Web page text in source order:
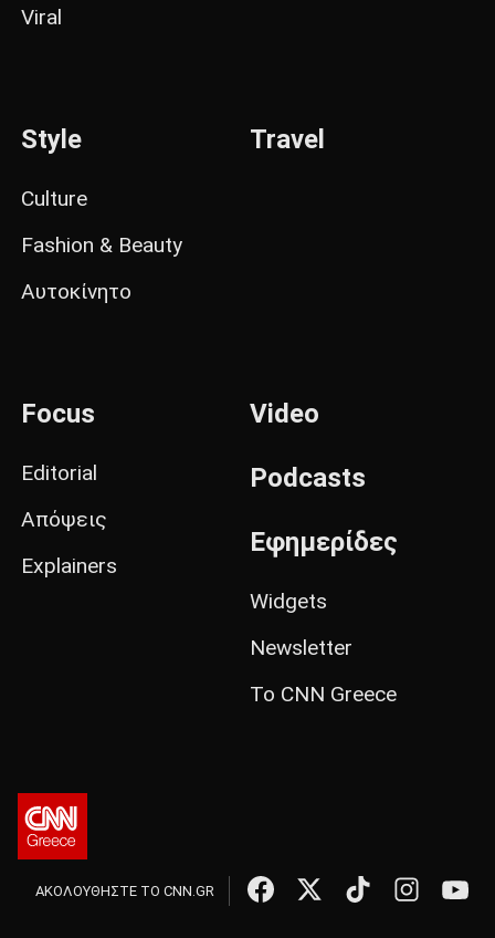
Viral
Style
Culture
Fashion & Beauty
Αυτοκίνητο
Travel
Focus
Editorial
Απόψεις
Explainers
Video
Podcasts
Εφημερίδες
Widgets
Newsletter
Το CNN Greece
ΑΚΟΛΟΥΘΗΣΤΕ ΤΟ CNN.GR